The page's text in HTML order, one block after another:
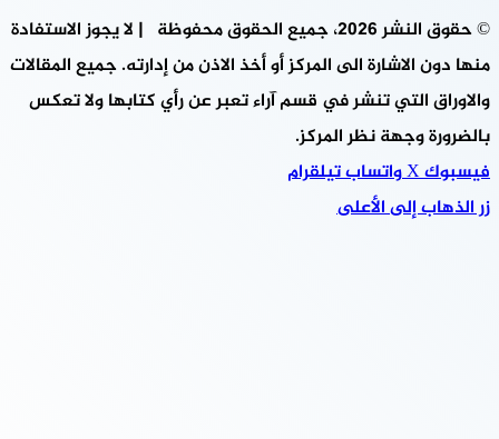
© حقوق النشر 2026، جميع الحقوق محفوظة | لا يجوز الاستفادة
منها دون الاشارة الى المركز أو أخذ الاذن من إدارته. جميع المقالات
والاوراق التي تنشر في قسم آراء تعبر عن رأي كتابها ولا تعكس
بالضرورة وجهة نظر المركز.
فيسبوك‫Xواتسابتيلقرام
زر الذهاب إلى الأعلى